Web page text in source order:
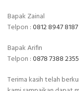
Bapak Zainal
Telpon :0812 8947 8187
Bapak Arifin
Telpon :0878 7388 2355
Terima kasih telah